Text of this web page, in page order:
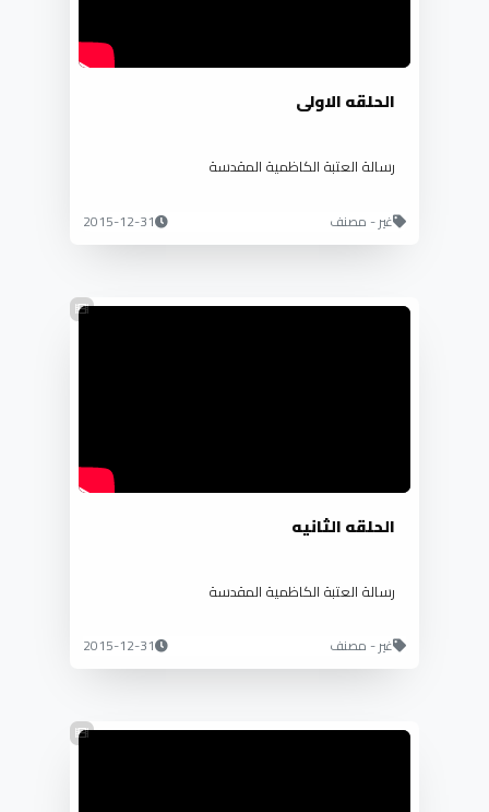
الحلقه الاولى
رسالة العتبة الكاظمية المقدسة
غير - مصنف 2015-12-31
الحلقه الثانيه
رسالة العتبة الكاظمية المقدسة
غير - مصنف 2015-12-31